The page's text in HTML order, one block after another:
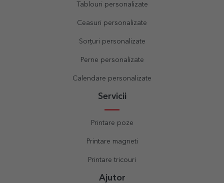
Tablouri personalizate
Ceasuri personalizate
Sorțuri personalizate
Perne personalizate
Calendare personalizate
Servicii
Printare poze
Printare magneti
Printare tricouri
Ajutor